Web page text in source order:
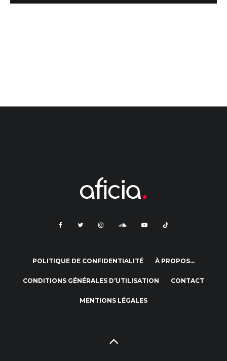
POLITIQUE DE CONFIDENTIALITÉ À PROPOS…
CONDITIONS GÉNÉRALES D’UTILISATION CONTACT
MENTIONS LÉGALES